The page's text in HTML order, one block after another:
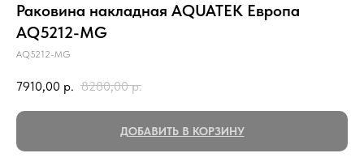
Раковина накладная AQUATEK Европа
AQ5212-MG
AQ5212-MG
7910,00 р. 8280,00 р.
ДОБАВИТЬ В КОРЗИНУ